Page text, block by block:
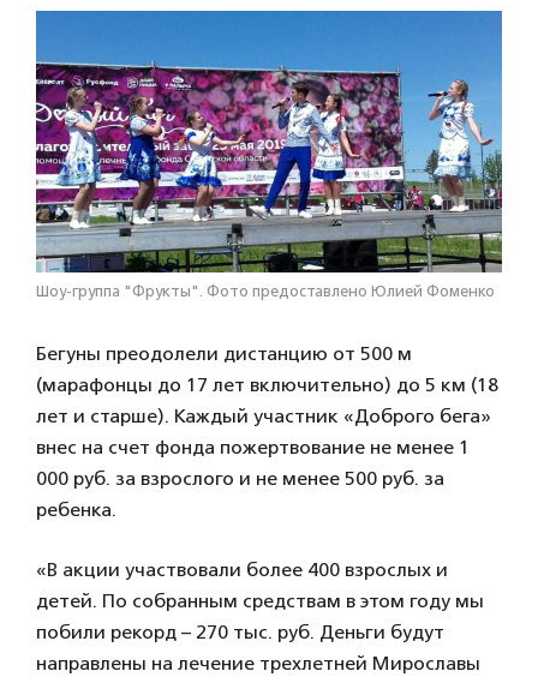
Шоу-группа "Фрукты". Фото предоставлено Юлией Фоменко
Бегуны преодолели дистанцию от 500 м
(марафонцы до 17 лет включительно) до 5 км (18
лет и старше). Каждый участник «Доброго бега»
внес на счет фонда пожертвование не менее 1
000 руб. за взрослого и не менее 500 руб. за
ребенка.
«В акции участвовали более 400 взрослых и
детей. По собранным средствам в этом году мы
побили рекорд – 270 тыс. руб. Деньги будут
направлены на лечение трехлетней Мирославы